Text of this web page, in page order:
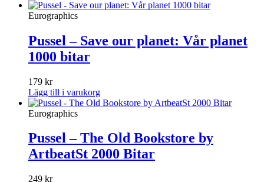
Eurographics
Pussel – Save our planet: Vår planet
1000 bitar
179 kr
Lägg till i varukorg
Eurographics
Pussel – The Old Bookstore by
ArtbeatSt 2000 Bitar
249 kr